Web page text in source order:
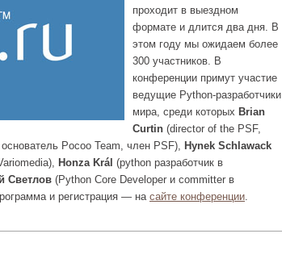
проходит в выездном
формате и длится два дня. В
этом году мы ожидаем более
300 участников. В
конференции примут участие
ведущие Python-разработчики
мира, среди которых Brian
Curtin (director of the PSF,
Pocoo Team, член PSF), Hynek Schlawack
Honza Král (python разработчик в
Светлов (Python Core Developer и committer в
и регистрация — насайте конференции.